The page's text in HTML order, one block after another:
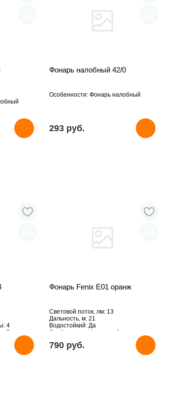
Фонарь налобный 42/0
Особенности: Фонарь налобный
293 pуб.
4
Фонарь Fenix E01 оранж
Световой поток, лм: 13
Дальность, м: 21
Водостойкий: Да
Особенности: Фонарик-брелок
790 pуб.